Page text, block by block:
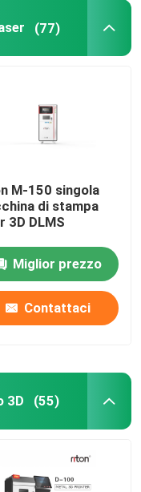
(77)
M-150 singola
di stampa
3D DLMS
Miglior prezzo
Contattaci
3D (55)